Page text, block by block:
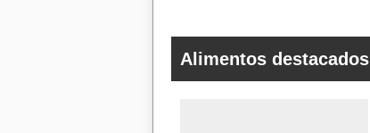
Alimentos destacados